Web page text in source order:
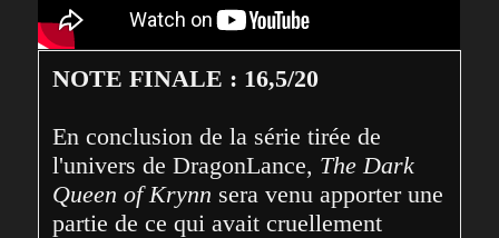
NOTE FINALE : 16,5/20
En conclusion de la série tirée de
l'univers de DragonLance, The Dark
Queen of Krynn sera venu apporter une
partie de ce qui avait cruellement